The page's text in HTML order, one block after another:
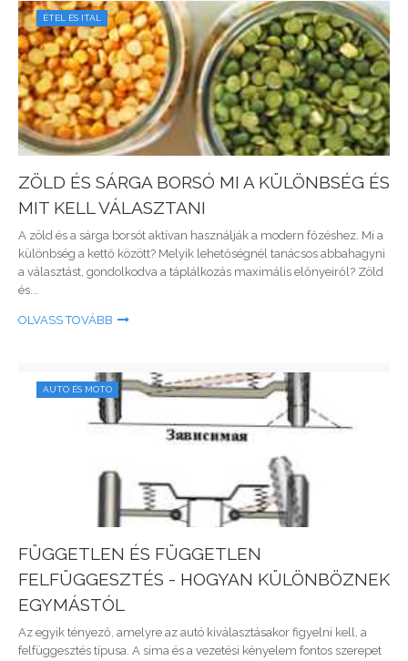
ÉTEL ÉS ITAL
ZÖLD ÉS SÁRGA BORSÓ MI A KÜLÖNBSÉG ÉS
MIT KELL VÁLASZTANI
A zöld és a sárga borsót aktívan használják a modern főzéshez. Mi a
különbség a kettő között? Melyik lehetőségnél tanácsos abbahagyni
a választást, gondolkodva a táplálkozás maximális előnyeiről? Zöld
és...
OLVASS TOVÁBB
AUTO ÉS MOTO
FÜGGETLEN ÉS FÜGGETLEN
FELFÜGGESZTÉS - HOGYAN KÜLÖNBÖZNEK
EGYMÁSTÓL
Az egyik tényező, amelyre az autó kiválasztásakor figyelni kell, a
felfüggesztés típusa. A sima és a vezetési kényelem fontos szerepet